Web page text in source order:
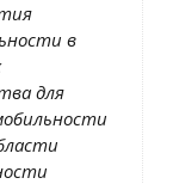
в
для